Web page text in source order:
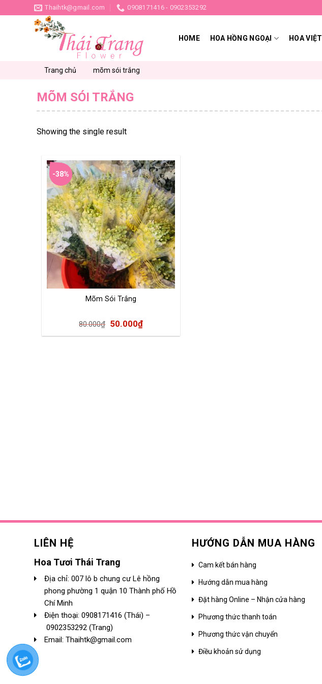
Thaihtk@gmail.com 0908171416 - 0902353292
HOME HOA HỒNG NGOẠI HOA VIỆT
Trang chủ mõm sói trắng
MÕM SÓI TRẮNG
Showing the single result
-38%
Mõm Sói Trắng
80.000₫ 50.000₫
LIÊN HỆ
Hoa Tươi Thái Trang
Địa chỉ: 007 lô b chung cư Lê hồng
phong phường 1 quận 10 Thành phố Hồ
Chí Minh
Điện thoại: 0908171416 (Thái) –
0902353292 (Trang)
Email: Thaihtk@gmail.com
HƯỚNG DẪN MUA HÀNG
Cam kết bán hàng
Hướng dẫn mua hàng
Đặt hàng Online – Nhận cửa hàng
Phương thức thanh toán
Phương thức vận chuyển
Điều khoản sử dụng